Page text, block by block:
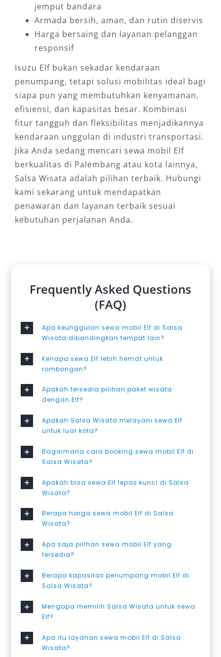
jemput bandara
Armada bersih, aman, dan rutin diservis
Harga bersaing dan layanan pelanggan
responsif
Isuzu Elf bukan sekadar kendaraan
penumpang, tetapi solusi mobilitas ideal bagi
siapa pun yang membutuhkan kenyamanan,
efisiensi, dan kapasitas besar. Kombinasi
fitur tangguh dan fleksibilitas menjadikannya
kendaraan unggulan di industri transportasi.
Jika Anda sedang mencari sewa mobil Elf
berkualitas di Palembang atau kota lainnya,
Salsa Wisata adalah pilihan terbaik. Hubungi
kami sekarang untuk mendapatkan
penawaran dan layanan terbaik sesuai
kebutuhan perjalanan Anda.
Frequently Asked Questions
(FAQ)
Apa keunggulan sewa mobil Elf di Salsa
Wisata dibandingkan tempat lain?
Kenapa sewa Elf lebih hemat untuk
rombongan?
Apakah tersedia pilihan paket wisata
dengan Elf?
Apakah Salsa Wisata melayani sewa Elf
untuk luar kota?
Bagaimana cara booking sewa mobil Elf di
Salsa Wisata?
Apakah bisa sewa Elf lepas kunci di Salsa
Wisata?
Berapa harga sewa mobil Elf di Salsa
Wisata?
Apa saja pilihan sewa mobil Elf yang
tersedia?
Berapa kapasitas penumpang mobil Elf di
Salsa Wisata?
Mengapa memilih Salsa Wisata untuk sewa
Elf?
Apa itu layanan sewa mobil Elf di Salsa
Wisata?